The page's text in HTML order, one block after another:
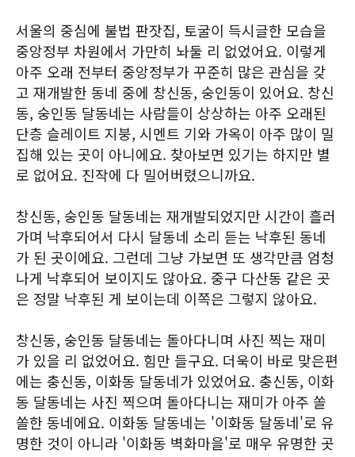
서울의 중심에 불법 판잣집, 토굴이 득시글한 모습을
중앙정부 차원에서 가만히 놔둘 리 없었어요. 이렇게
아주 오래 전부터 중앙정부가 꾸준히 많은 관심을 갖
고 재개발한 동네 중에 창신동, 숭인동이 있어요. 창신
동, 숭인동 달동네는 사람들이 상상하는 아주 오래된
단층 슬레이트 지붕, 시멘트 기와 가옥이 아주 많이 밀
집해 있는 곳이 아니에요. 찾아보면 있기는 하지만 별
로 없어요. 진작에 다 밀어버렸으니까요.
창신동, 숭인동 달동네는 재개발되었지만 시간이 흘러
가며 낙후되어서 다시 달동네 소리 듣는 낙후된 동네
가 된 곳이에요. 그런데 그냥 가보면 또 생각만큼 엄청
나게 낙후되어 보이지도 않아요. 중구 다산동 같은 곳
은 정말 낙후된 게 보이는데 이쪽은 그렇지 않아요.
창신동, 숭인동 달동네는 돌아다니며 사진 찍는 재미
가 있을 리 없었어요. 힘만 들구요. 더욱이 바로 맞은편
에는 충신동, 이화동 달동네가 있었어요. 충신동, 이화
동 달동네는 사진 찍으며 돌아다니는 재미가 아주 쏠
쏠한 동네에요. 이화동 달동네는 '이화동 달동네'로 유
명한 것이 아니라 '이화동 벽화마을'로 매우 유명한 곳